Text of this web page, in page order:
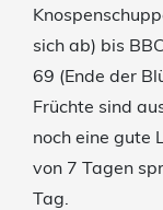
sich ab) bis
69 (Ende der
Früchte sind
noch eine gute
von 7 Tagen
Tag.